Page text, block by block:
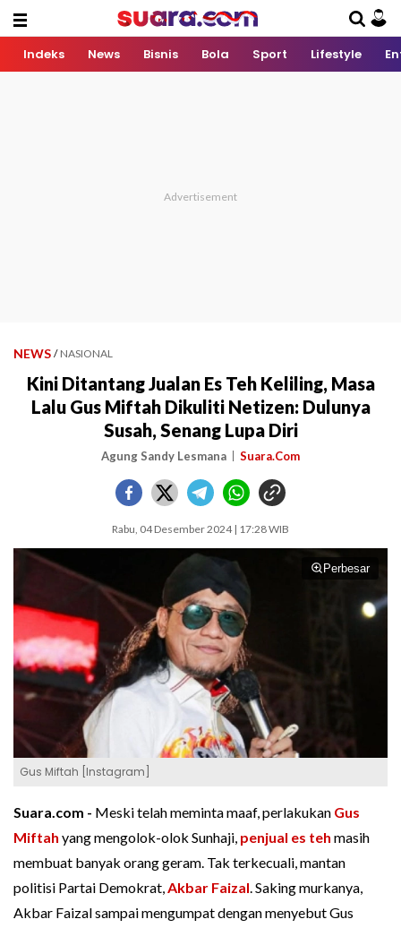
Indeks News Bisnis Bola Sport Lifestyle
NEWS / NASIONAL
Kini Ditantang Jualan Es Teh Keliling, Masa
Lalu Gus Miftah Dikuliti Netizen: Dulunya
Susah, Senang Lupa Diri
Agung Sandy Lesmana Suara.Com
Rabu, 04 Desember 2024 | 17:28 WIB
Perbesar
Gus Miftah [Instagram]
Suara.com - Meski telah meminta maaf, perlakukan Gus
Miftah yang mengolok-olok Sunhaji, penjual es teh masih
membuat banyak orang geram. Tak terkecuali, mantan
politisi Partai Demokrat,Akbar Faizal. Saking murkanya,
Akbar Faizal sampai mengumpat dengan menyebut Gus